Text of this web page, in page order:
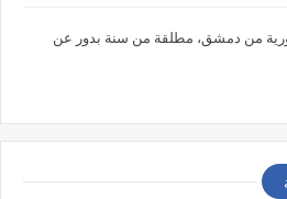
من دمشق، مطلقة من سنة بدور عن